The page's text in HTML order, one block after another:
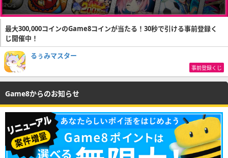
最大300,000コインのGame8コインが当たる！30秒で引ける事前登録く
じ開催中！
るぅみマスター
事前登録くじ
Game8からのお知らせ